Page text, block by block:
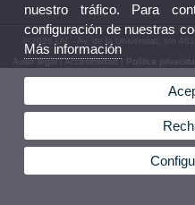
© 2026 UV. - Av. de la Universitat, s/n
Aviso legal|Accesibilidad| Política
nuestro tráfico. Para
configuración de nuestras
Más información